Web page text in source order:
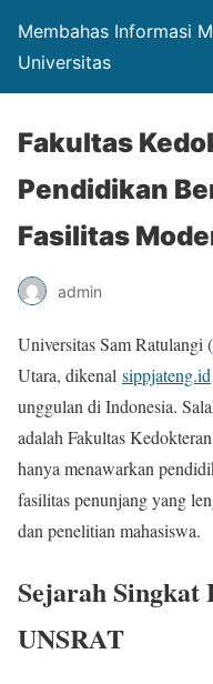
Membahas Informasi
Universitas
Fakultas
Pendidikan
Fasilitas
admin
Universitas Sam
Utara, dikenal sippjateng.id
unggulan di Indonesia.
adalah Fakultas
hanya menawarkan
fasilitas penunjang yang
dan penelitian mahasiswa.
Sejarah Singkat
UNSRAT